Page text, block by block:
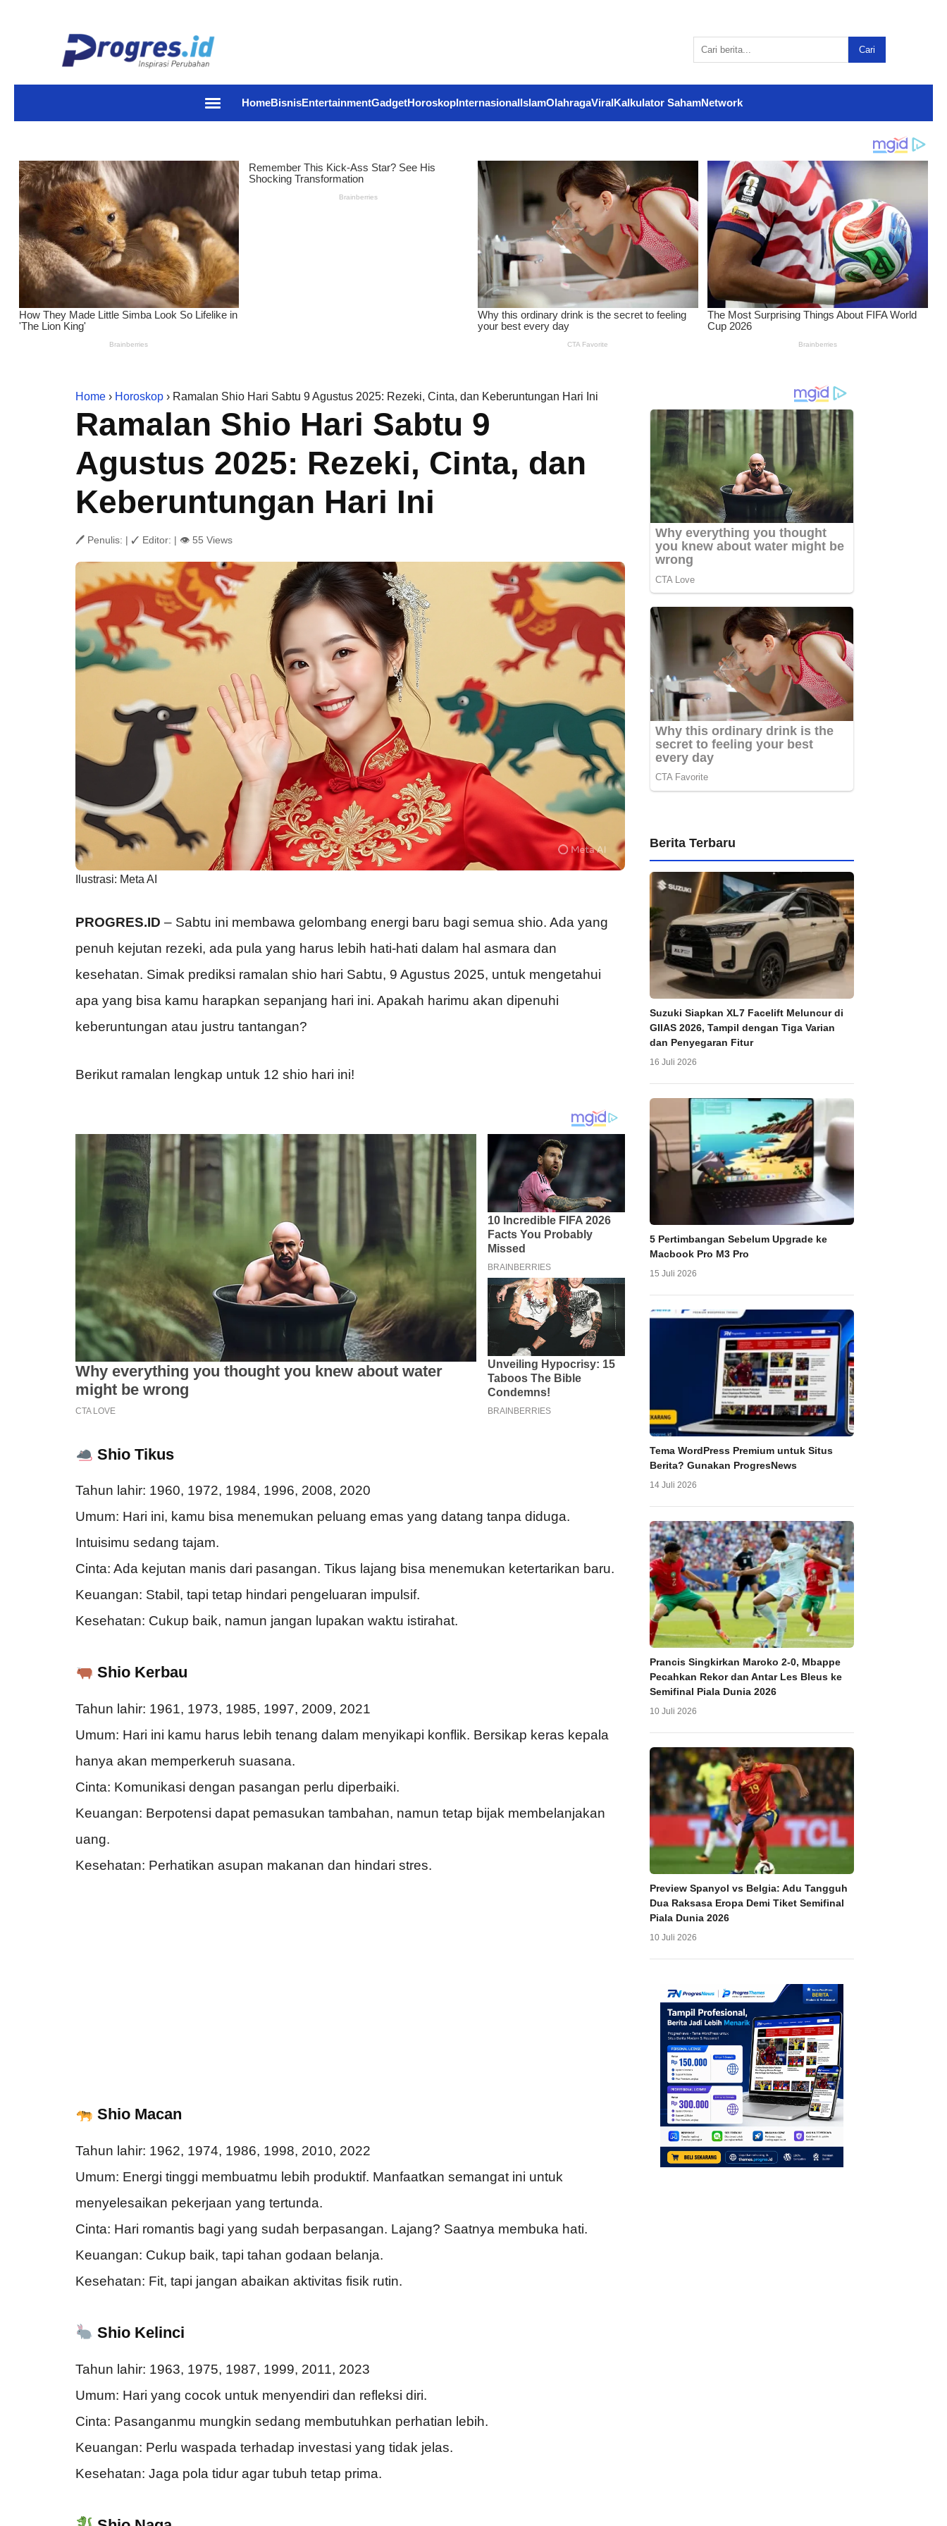
Cari
HomeBisnisEntertainmentGadgetHoroskopInternasionalIslamOlahragaViralKalkulator SahamNetwork
Home › Horoskop › Ramalan Shio Hari Sabtu 9 Agustus 2025: Rezeki, Cinta, dan Keberuntungan Hari Ini
Ramalan Shio Hari Sabtu 9
Agustus 2025: Rezeki, Cinta, dan
Keberuntungan Hari Ini
🖊 Penulis: | ✓ Editor: | 👁 55 Views
Ilustrasi: Meta AI
PROGRES.ID – Sabtu ini membawa gelombang energi baru bagi semua shio. Ada yang
penuh kejutan rezeki, ada pula yang harus lebih hati-hati dalam hal asmara dan
kesehatan. Simak prediksi ramalan shio hari Sabtu, 9 Agustus 2025, untuk mengetahui
apa yang bisa kamu harapkan sepanjang hari ini. Apakah harimu akan dipenuhi
keberuntungan atau justru tantangan?
Berikut ramalan lengkap untuk 12 shio hari ini!
Shio Tikus
Tahun lahir: 1960, 1972, 1984, 1996, 2008, 2020
Umum: Hari ini, kamu bisa menemukan peluang emas yang datang tanpa diduga.
Intuisimu sedang tajam.
Cinta: Ada kejutan manis dari pasangan. Tikus lajang bisa menemukan ketertarikan baru.
Keuangan: Stabil, tapi tetap hindari pengeluaran impulsif.
Kesehatan: Cukup baik, namun jangan lupakan waktu istirahat.
Shio Kerbau
Tahun lahir: 1961, 1973, 1985, 1997, 2009, 2021
Umum: Hari ini kamu harus lebih tenang dalam menyikapi konflik. Bersikap keras kepala
hanya akan memperkeruh suasana.
Cinta: Komunikasi dengan pasangan perlu diperbaiki.
Keuangan: Berpotensi dapat pemasukan tambahan, namun tetap bijak membelanjakan
uang.
Kesehatan: Perhatikan asupan makanan dan hindari stres.
Shio Macan
Tahun lahir: 1962, 1974, 1986, 1998, 2010, 2022
Umum: Energi tinggi membuatmu lebih produktif. Manfaatkan semangat ini untuk
menyelesaikan pekerjaan yang tertunda.
Cinta: Hari romantis bagi yang sudah berpasangan. Lajang? Saatnya membuka hati.
Keuangan: Cukup baik, tapi tahan godaan belanja.
Kesehatan: Fit, tapi jangan abaikan aktivitas fisik rutin.
Shio Kelinci
Tahun lahir: 1963, 1975, 1987, 1999, 2011, 2023
Umum: Hari yang cocok untuk menyendiri dan refleksi diri.
Cinta: Pasanganmu mungkin sedang membutuhkan perhatian lebih.
Keuangan: Perlu waspada terhadap investasi yang tidak jelas.
Kesehatan: Jaga pola tidur agar tubuh tetap prima.
Berita Terbaru
Suzuki Siapkan XL7 Facelift Meluncur di
GIIAS 2026, Tampil dengan Tiga Varian
dan Penyegaran Fitur
16 Juli 2026
5 Pertimbangan Sebelum Upgrade ke
Macbook Pro M3 Pro
15 Juli 2026
Tema WordPress Premium untuk Situs
Berita? Gunakan ProgresNews
14 Juli 2026
Prancis Singkirkan Maroko 2-0, Mbappe
Pecahkan Rekor dan Antar Les Bleus ke
Semifinal Piala Dunia 2026
10 Juli 2026
Preview Spanyol vs Belgia: Adu Tangguh
Dua Raksasa Eropa Demi Tiket Semifinal
Piala Dunia 2026
10 Juli 2026